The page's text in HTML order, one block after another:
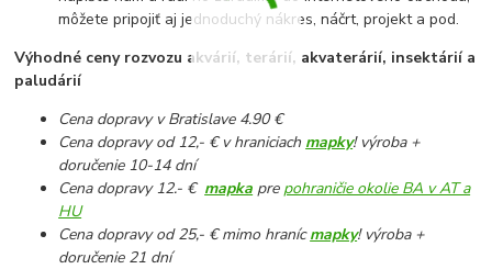
môžete pripojiť aj jednoduchý nákres, náčrt, projekt a pod.
Výhodné ceny rozvozu akvárií, terárií, akvaterárií, insektárií a
paludárií
Cena dopravy v Bratislave 4.90 €
Cena dopravy od 12,- € v hraniciach mapky! výroba +
doručenie 10-14 dní
Cena dopravy 12.- € mapka pre pohraničie okolie BA v AT a
HU
Cena dopravy od 25,- € mimo hranícmapky! výroba +
doručenie 21 dní